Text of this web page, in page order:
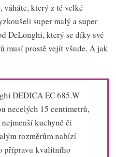
váháte, který z té velké
super malý a super
DeLonghi, který se díky své
musí prostě vejít všude. A jak
DEDICA EC 685.W
necelých 15 centimetrů,
kuchyně či
rozměrům nabízí
přípravu kvalitního